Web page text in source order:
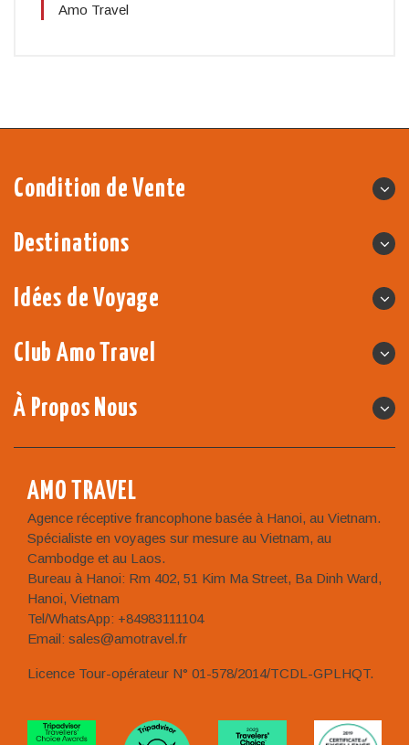
Amo Travel
Condition de Vente
Destinations
Idées de Voyage
Club Amo Travel
À Propos Nous
AMO TRAVEL
Agence réceptive francophone basée à Hanoi, au Vietnam.
Spécialiste en voyages sur mesure au Vietnam, au
Cambodge et au Laos.
Bureau à Hanoi: Rm 402, 51 Kim Ma Street, Ba Dinh Ward,
Hanoi, Vietnam
Tel/WhatsApp: +84983111104
Email: sales@amotravel.fr
Licence Tour-opérateur N° 01-578/2014/TCDL-GPLHQT.